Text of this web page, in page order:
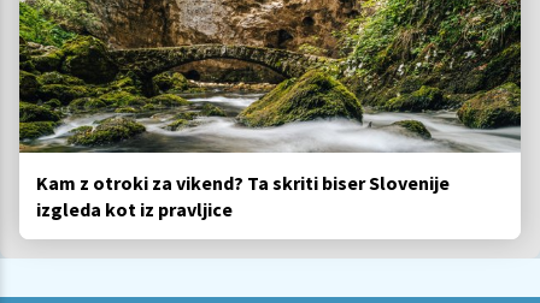
Kam z otroki za vikend? Ta skriti biser Slovenije
izgleda kot iz pravljice